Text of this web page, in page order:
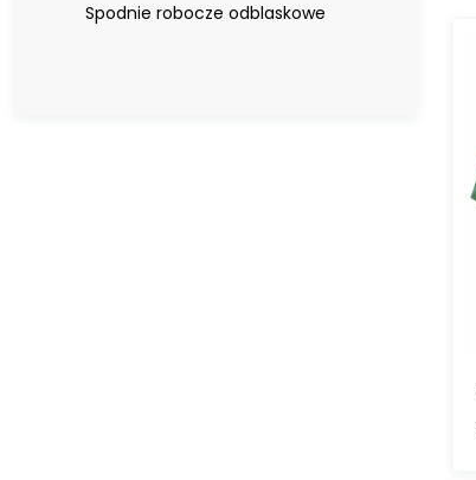
Spodnie robocze odblaskowe